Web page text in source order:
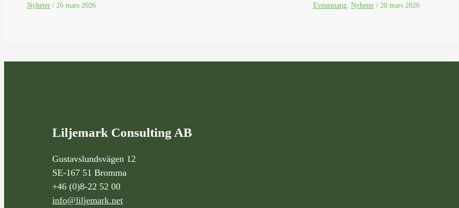
Nyheter / 26 mars 2026 Evenemang, Nyheter/ 20 mars 2026
Liljemark Consulting AB
Gustavslundsvägen 12
SE-167 51 Bromma
+46 (0)8-22 52 00
info@liljemark.net